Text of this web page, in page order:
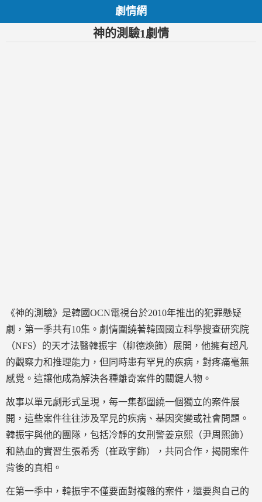
劇情網
神的測驗1劇情
《神的測驗》是韓國OCN電視台於2010年推出的犯罪懸疑
劇，第一季共有10集。劇情圍繞著韓國國立科學搜查研究院
（NFS）的天才法醫韓振宇（柳德煥飾）展開，他擁有超凡
的觀察力和推理能力，但同時患有罕見的疾病，對疼痛毫無
感覺。這讓他成為解決各種離奇案件的關鍵人物。
故事以單元劇形式呈現，每一集都圍繞一個獨立的案件展
開，這些案件往往涉及罕見的疾病、基因突變或社會問題。
韓振宇與他的團隊，包括冷靜的女刑警姜京熙（尹周熙飾）
和熱血的實習生張希秀（崔政宇飾），共同合作，揭開案件
背後的真相。
在第一季中，韓振宇不僅要面對複雜的案件，還要與自己的